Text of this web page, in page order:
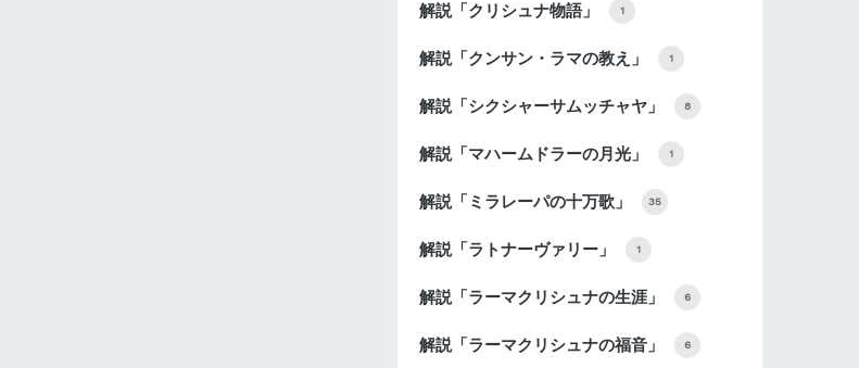
解説「クリシュナ物語」 1
解説「クンサン・ラマの教え」 1
解説「シクシャーサムッチャヤ」 8
解説「マハームドラーの月光」 1
解説「ミラレーパの十万歌」 35
解説「ラトナーヴァリー」 1
解説「ラーマクリシュナの生涯」 6
解説「ラーマクリシュナの福音」 6